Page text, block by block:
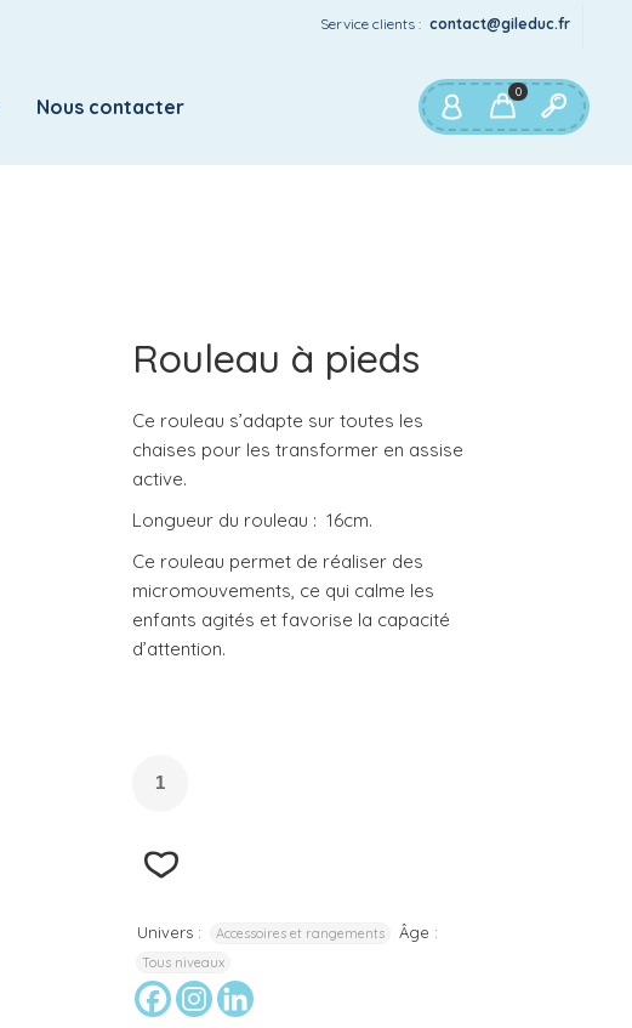
Service clients : contact@gileduc.fr
0
Nous contacter
Rouleau à pieds
Ce rouleau s’adapte sur toutes les
chaises pour les transformer en assise
active.
Longueur du rouleau : 16cm.
Ce rouleau permet de réaliser des
micromouvements, ce qui calme les
enfants agités et favorise la capacité
d’attention.
Univers : Accessoires et rangements Âge :
Tous niveaux